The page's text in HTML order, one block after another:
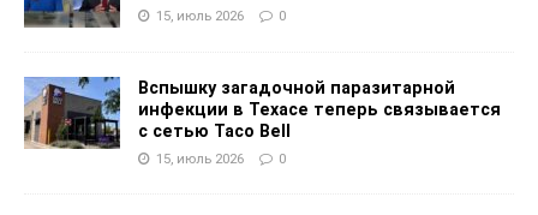
15, июль 2026 0
Вспышку загадочной паразитарной
инфекции в Техасе теперь связывается
с сетью Taco Bell
15, июль 2026 0